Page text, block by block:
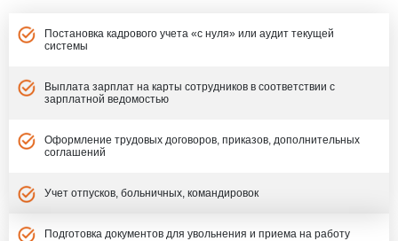
Постановка кадрового учета «с нуля» или аудит текущей
системы
Выплата зарплат на карты сотрудников в соответствии с
зарплатной ведомостью
Оформление трудовых договоров, приказов, дополнительных
соглашений
Учет отпусков, больничных, командировок
Подготовка документов для увольнения и приема на работу